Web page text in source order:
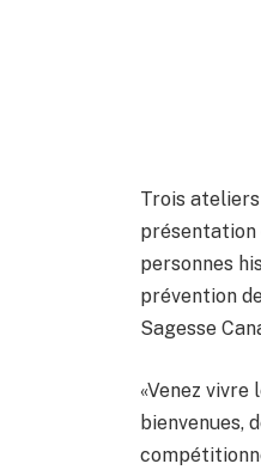
Trois
présentation
personnes
prévention
Sagesse
«Venez vivre
bienvenues,